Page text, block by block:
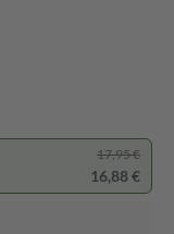
17,95 €
16,88 €